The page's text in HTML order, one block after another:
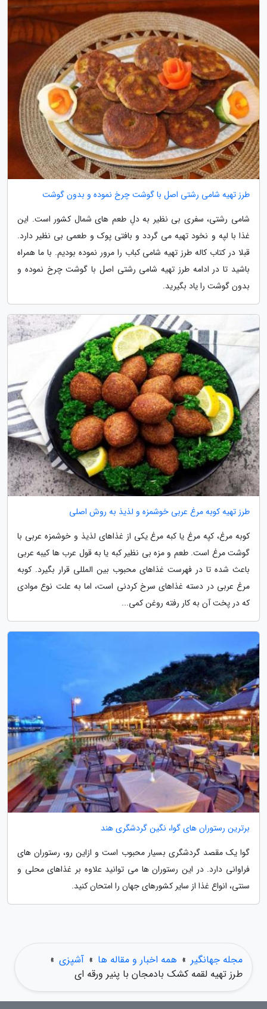
طرز تهیه شامی رشتی اصل با گوشت چرخ نموده و بدون گوشت
شامی رشتی، سفری بی نظیر به دلِ طعم های شمال کشور است. این
غذا با لپه و نخود تهیه می گردد و بافتی پوک و طعمی بی نظیر دارد.
قبلا در کتاب کاله طرز تهیه شامی کباب را مرور نموده بودیم. با ما همراه
باشید تا در ادامه طرز تهیه شامی رشتی اصل با گوشت چرخ نموده و
بدون گوشت را یاد بگیرید.
طرز تهیه کوبه مرغ عربی خوشمزه و لذیذ به روش اصلی
کوبه مرغ، کپه مرغ یا کبه مرغ یکی از غذاهای لذیذ و خوشمزه عربی با
گوشت مرغ است. طعم و مزه بی نظیر کبه یا به قول عرب ها کیبه عربی
باعث شده تا در فهرست غذاهای محبوب بین المللی قرار بگیرد. کوبه
مرغ عربی در دسته غذاهای سرخ کردنی است، اما به علت نوع موادی
که در پخت آن به کار رفته روغن کمی...
برترین رستوران های گوا، نگین گردشگری هند
گوا یک مقصد گردشگری بسیار محبوب است و ازاین رو، رستوران های
فراوانی دارد. در این رستوران ها می توانید علاوه بر غذاهای محلی و
سنتی، انواع غذا از سایر کشورهای جهان را امتحان کنید.
مجله جهانگیر » همه اخبار و مقاله ها » آشپزی »
طرز تهیه لقمه کشک بادمجان با پنیر ورقه ای